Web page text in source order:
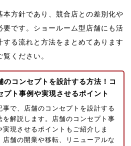
本方針であり、競合店との差別化や
要です。ショールーム型店舗にも活
する流れと方法をまとめてあります
ください。
のコンセプトを設計する方法！コ
プト事例や実現させるポイント
事で、店舗のコンセプトを設計する
を解説します。店舗のコンセプト事
実現させるポイントもご紹介しま
店舗の開業や移転、リニューアルな